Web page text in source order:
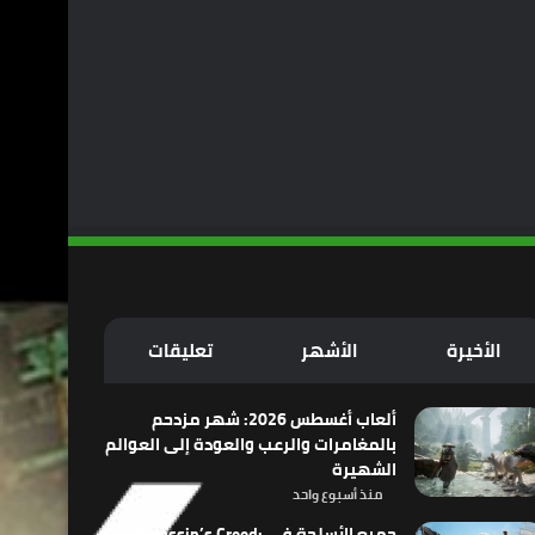
الأخيرة الأشهر تعليقات
ألعاب أغسطس 2026: شهر مزدحم
بالمغامرات والرعب والعودة إلى العوالم
الشهيرة
منذ أسبوع واحد